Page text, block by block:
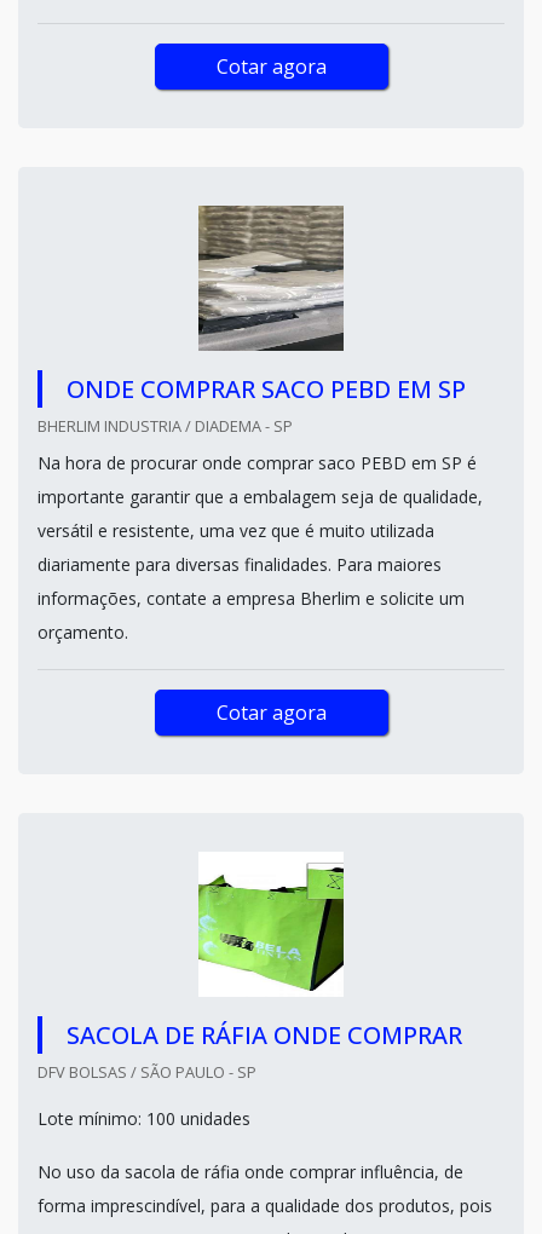
Cotar agora
ONDE COMPRAR SACO PEBD EM SP
BHERLIM INDUSTRIA / DIADEMA - SP
Na hora de procurar onde comprar saco PEBD em SP é
importante garantir que a embalagem seja de qualidade,
versátil e resistente, uma vez que é muito utilizada
diariamente para diversas finalidades. Para maiores
informações, contate a empresa Bherlim e solicite um
orçamento.
Cotar agora
SACOLA DE RÁFIA ONDE COMPRAR
DFV BOLSAS / SÃO PAULO - SP
Lote mínimo: 100 unidades
No uso da sacola de ráfia onde comprar influência, de
forma imprescindível, para a qualidade dos produtos, pois